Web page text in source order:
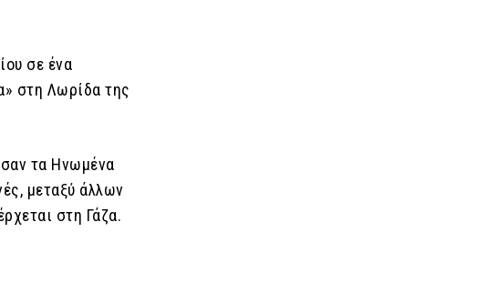
σε ένα
στη Λωρίδα της
τα Ηνωμένα
μεταξύ άλλων
στη Γάζα.